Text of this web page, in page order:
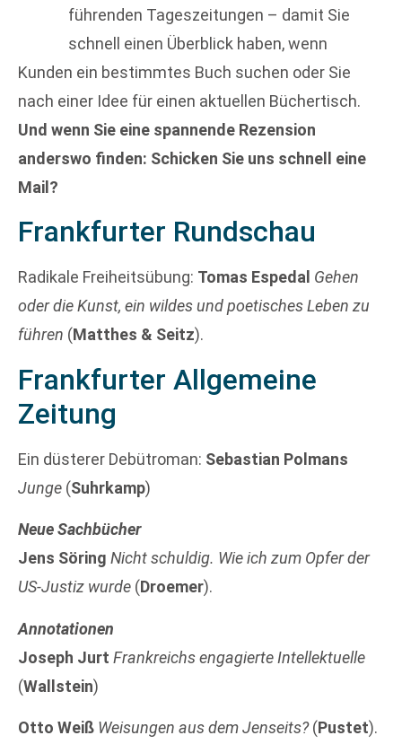
führenden Tageszeitungen – damit Sie
schnell einen Überblick haben, wenn
Kunden ein bestimmtes Buch suchen oder Sie
nach einer Idee für einen aktuellen Büchertisch.
Und wenn Sie eine spannende Rezension
anderswo finden: Schicken Sie uns schnell eine
Mail?
Frankfurter Rundschau
Radikale Freiheitsübung: Tomas Espedal Gehen
oder die Kunst, ein wildes und poetisches Leben zu
führen (Matthes & Seitz).
Frankfurter Allgemeine
Zeitung
Ein düsterer Debütroman: Sebastian Polmans
Junge (Suhrkamp)
Neue Sachbücher
Jens Söring Nicht schuldig. Wie ich zum Opfer der
US-Justiz wurde (Droemer).
Annotationen
Joseph Jurt Frankreichs engagierte Intellektuelle
(Wallstein)
Otto Weiß Weisungen aus dem Jenseits?(Pustet).